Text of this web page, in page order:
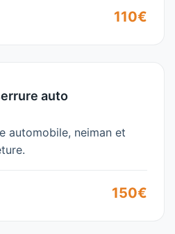
110€
auto
automobile, neiman et
150€